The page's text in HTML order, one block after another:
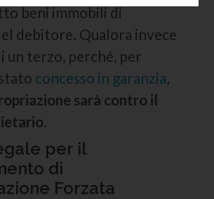
beni immobili di
debitore. Qualora invece
un terzo, perché, per
concesso in garanzia,
sarà contro il
.
per il
di
Forzata